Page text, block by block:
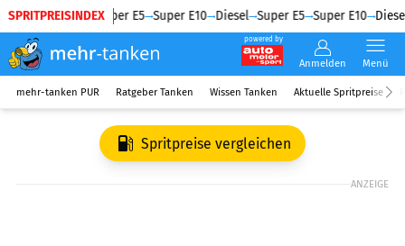
SPRITPREISINDEX
Diesel Super E5 Super E10 Diesel Super E5 Super E10 Diesel
powered by
Anmelden Menü
mehr-tanken PUR Ratgeber Tanken Wissen Tanken Aktuelle Spritpreise
Spritpreise vergleichen
ANZEIGE